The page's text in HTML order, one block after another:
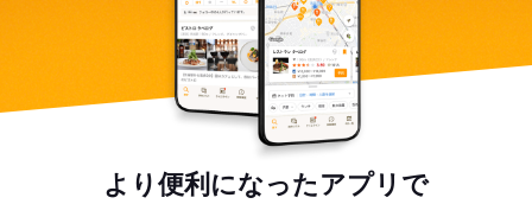
より便利になったアプリで